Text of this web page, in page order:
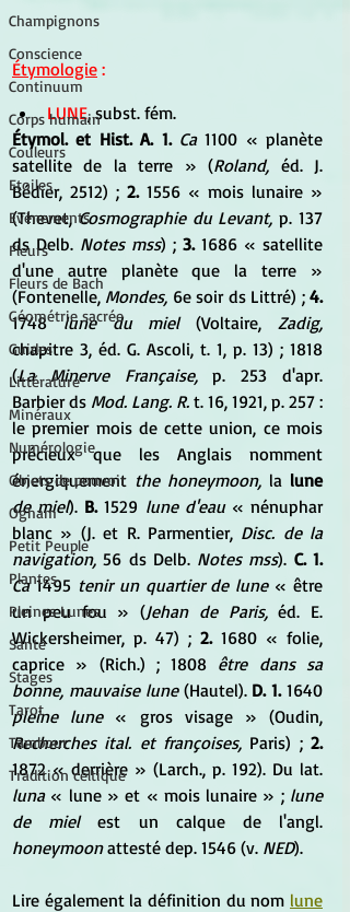
Champignons
Conscience
Continuum
Corps humain
Couleurs
Etoiles
Evénements
Fleurs
Fleurs de Bach
Géométrie sacrée
Guides
Littérature
Minéraux
Numérologie
Objets de pouvoir
Ogham
Petit Peuple
Plantes
Pleines Lunes
Santé
Stages
Tarot
Tambour
Tradition celtique
Étymologie :
LUNE, subst. fém.
Étymol. et Hist. A. 1. Ca 1100 « planète
satellite de la terre » (Roland, éd. J.
Bédier, 2512) ; 2. 1556 « mois lunaire »
(Thevet, Cosmographie du Levant, p. 137
ds Delb. Notes mss) ; 3. 1686 « satellite
d'une autre planète que la terre »
(Fontenelle, Mondes, 6e soir ds Littré) ; 4.
1748 lune du miel (Voltaire, Zadig,
chapitre 3, éd. G. Ascoli, t. 1, p. 13) ; 1818
(La Minerve Française, p. 253 d'apr.
Barbier ds Mod. Lang. R. t. 16, 1921, p. 257 :
le premier mois de cette union, ce mois
précieux que les Anglais nomment
énergiquement the honeymoon, la lune
de miel). B. 1529 lune d'eau « nénuphar
blanc » (J. et R. Parmentier, Disc. de la
navigation, 56 ds Delb. Notes mss). C. 1.
Ca 1495 tenir un quartier de lune « être
un peu fou » (Jehan de Paris, éd. E.
Wickersheimer, p. 47) ; 2. 1680 « folie,
caprice » (Rich.) ; 1808 être dans sa
bonne, mauvaise lune (Hautel). D. 1.
pleine lune
Recherches ital. et françoises, Paris) ; 2.
luna « lune » et « mois lunaire » ; lune
de miel
honeymoon attesté dep. 1546 (v. NED).
Lire également la définition du nom lune